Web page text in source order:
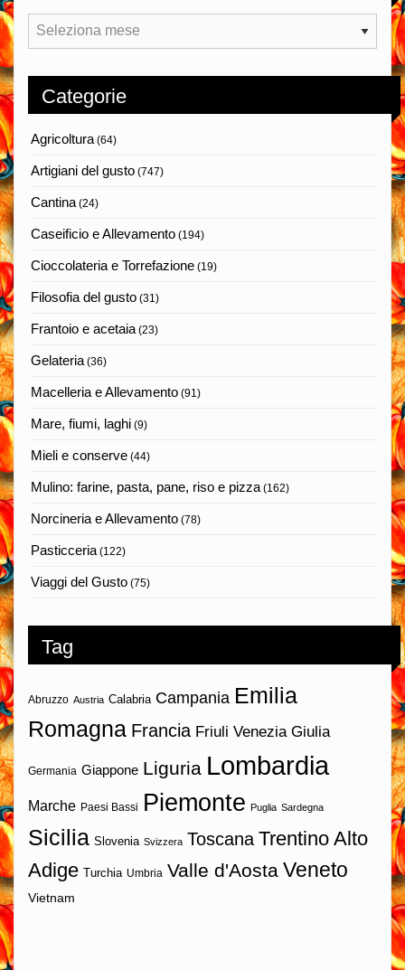
Archivi
Categorie
Agricoltura(64)
Artigiani del gusto (747)
Cantina(24)
Caseificio e Allevamento (194)
Cioccolateria e Torrefazione (19)
Filosofia del gusto (31)
Frantoio e acetaia(23)
Gelateria(36)
Macelleria e Allevamento (91)
Mare, fiumi, laghi (9)
Mieli e conserve (44)
Mulino: farine, pasta, pane, riso e pizza(162)
Norcineria e Allevamento (78)
Pasticceria(122)
Viaggi del Gusto (75)
Tag
Abruzzo Austria Calabria Campania Emilia
Romagna Francia Friuli Venezia Giulia
Germania Giappone Liguria Lombardia
Marche Paesi Bassi Piemonte Puglia Sardegna
Sicilia Slovenia Svizzera Toscana Trentino Alto
Adige Turchia Umbria Valle d'Aosta Veneto
Vietnam